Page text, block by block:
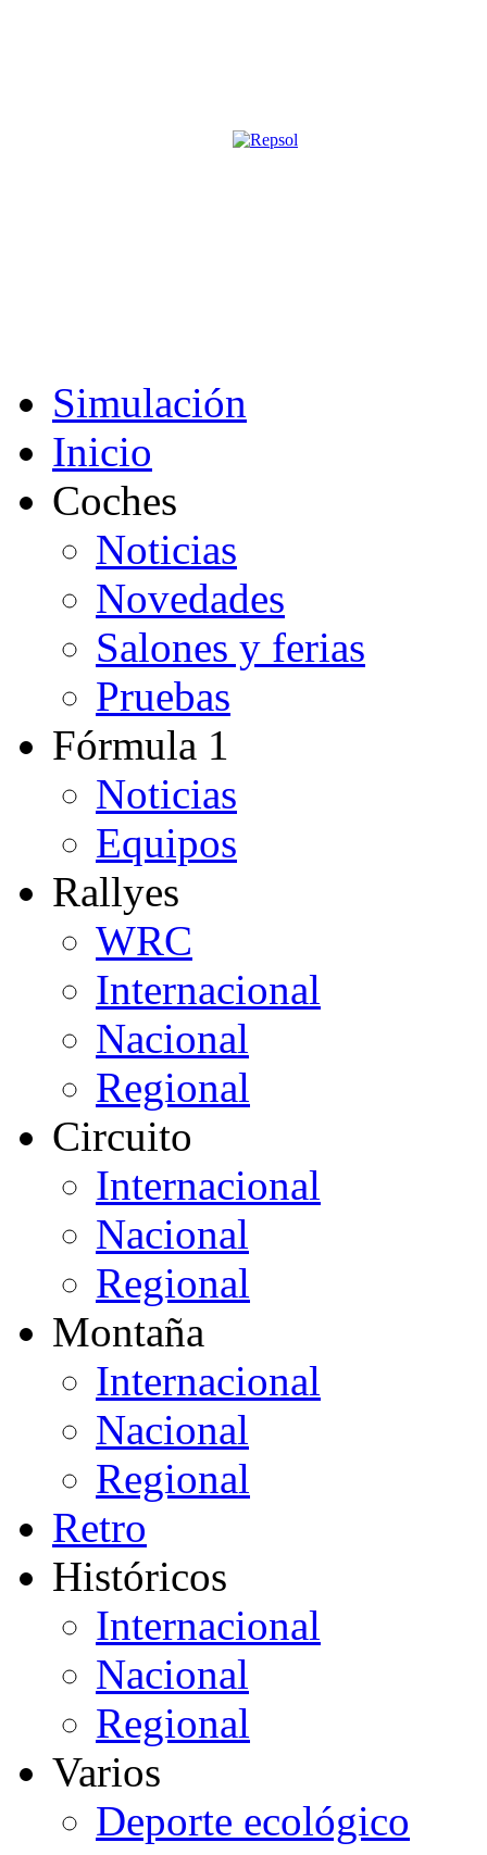
Simulación
Inicio
Coches
Noticias
Novedades
Salones y ferias
Pruebas
Fórmula 1
Noticias
Equipos
Rallyes
WRC
Internacional
Nacional
Regional
Circuito
Internacional
Nacional
Regional
Montaña
Internacional
Nacional
Regional
Retro
Históricos
Internacional
Nacional
Regional
Varios
Deporte ecológico